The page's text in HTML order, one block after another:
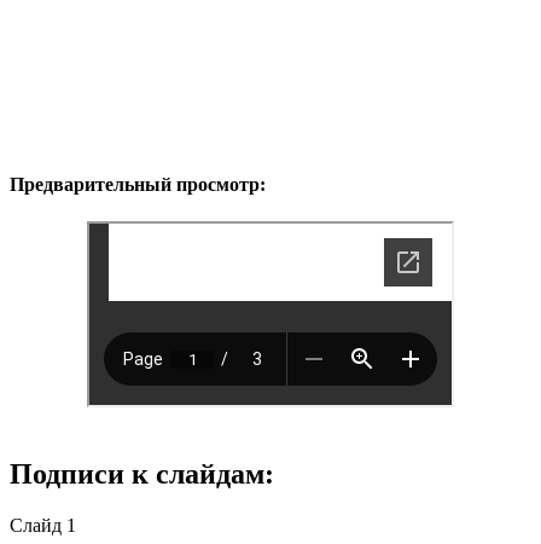
Предварительный просмотр:
Подписи к слайдам:
Слайд 1